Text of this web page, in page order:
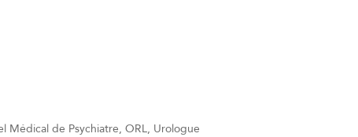
Médical de Psychiatre, ORL, Urologue